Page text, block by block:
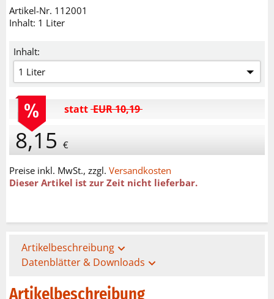
Artikel-Nr. 112001
Inhalt: 1 Liter
Inhalt:
1 Liter
stattEUR 10,19
8,15 €
Preise inkl. MwSt., zzgl. Versandkosten
Dieser Artikel ist zur Zeit nicht lieferbar.
Artikelbeschreibung expand_more
Datenblätter & Downloads expand_more
Artikelbeschreibung